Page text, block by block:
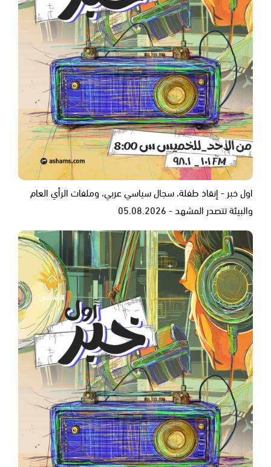
اول خبر - إنقاذ طفلة، سجال سياسي عربي، وملفات الرأي العام
والبيئة تتصدر المشهد - 05.08.2026